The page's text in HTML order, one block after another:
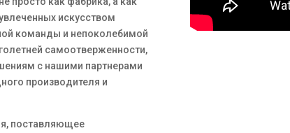
искусством
команды и непоколебимой
самоотверженности,
с нашими партнерами
производителя и
поставляющее